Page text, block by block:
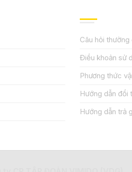
Câu hỏi thường
Điều khoản sử
Phương thức
Hướng dẫn đổi
Hướng dẫn trả